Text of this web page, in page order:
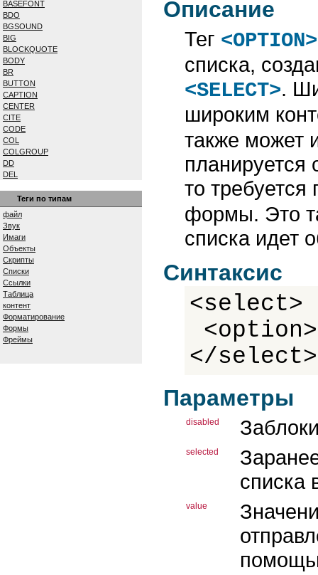
BASEFONT
BDO
BGSOUND
BIG
BLOCKQUOTE
BODY
BR
BUTTON
CAPTION
CENTER
CITE
CODE
COL
COLGROUP
DD
DEL
DL
DT
EM
EMBED
FIELDSET
FONT
FORM
FRAME
FRAMESET
H1...H6
HEAD
HR
ШТМЛ
Теги по типам
файл
Звук
Имаги
Объекты
Скрипты
Списки
Ссылки
Таблица
контент
Форматирование
Формы
Фреймы
Описание
Тег <OPTION>
списка,
<SELECT>.
широким
также может
планируется
то
формы. Это
списка идет
Синтаксис
<select>
</select>
Параметры
disabled
selected
списка
value